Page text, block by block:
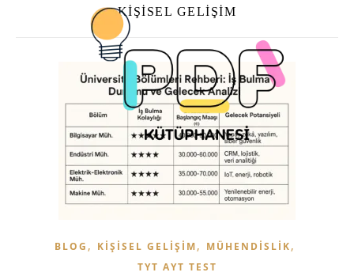
KIŞISEL GELIŞIM
BLOG , KIŞISEL GELIŞIM, MÜHENDISLIK,
TYT AYT TEST